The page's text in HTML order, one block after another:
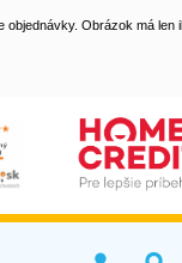
Obrázok má len